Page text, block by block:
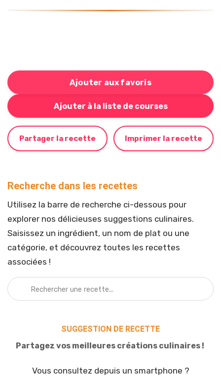
Ajouter aux favoris
Ajouter à la liste de courses
Bouton pour ajouter cette recette à votre liste de
Partager la recette Imprimer la recette
Recherche dans les recettes
Utilisez la barre de recherche ci-dessous pour
explorer nos délicieuses suggestions culinaires.
Saisissez un ingrédient, un nom de plat ou une
catégorie, et découvrez toutes les recettes
associées !
SUGGESTION DE RECETTE
Partagez vos meilleures créations culinaires !
Vous consultez depuis un smartphone ?